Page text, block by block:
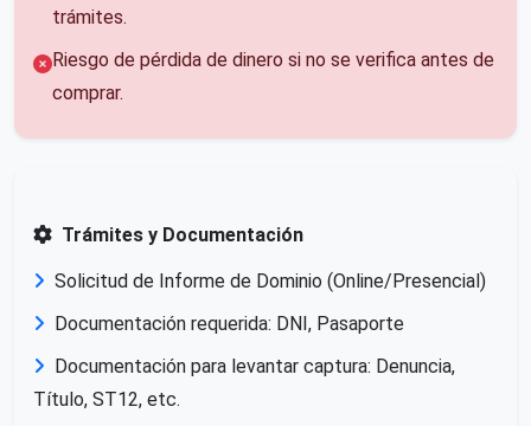
trámites.
Riesgo de pérdida de dinero si no se verifica antes de
comprar.
Trámites y Documentación
Solicitud de Informe de Dominio (Online/Presencial)
Documentación requerida: DNI, Pasaporte
Documentación para levantar captura: Denuncia,
Título, ST12, etc.